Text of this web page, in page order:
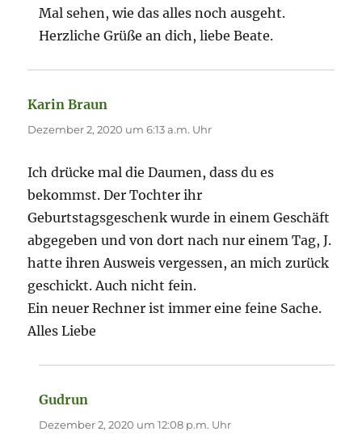
Mal sehen, wie das alles noch ausgeht.
Herzliche Grüße an dich, liebe Beate.
Karin Braun
Dezember 2, 2020 um 6:13 a.m. Uhr
Ich drücke mal die Daumen, dass du es
bekommst. Der Tochter ihr
Geburtstagsgeschenk wurde in einem Geschäft
abgegeben und von dort nach nur einem Tag, J.
hatte ihren Ausweis vergessen, an mich zurück
geschickt. Auch nicht fein.
Ein neuer Rechner ist immer eine feine Sache.
Alles Liebe
Gudrun
Dezember 2, 2020 um 12:08 p.m. Uhr